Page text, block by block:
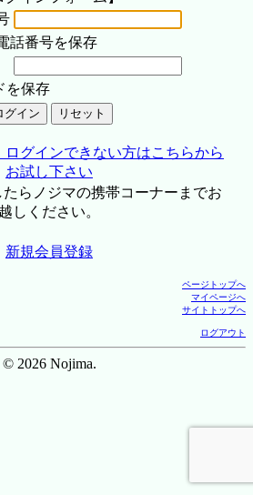
話番号を保存
を保存
ログインできない方はこちらから
お試し下さい
らノジマの携帯コーナーまでお
越しください。
新規会員登録
ページトップへ
マイページへ
サイトトップへ
ログアウト
© 2026 Nojima.